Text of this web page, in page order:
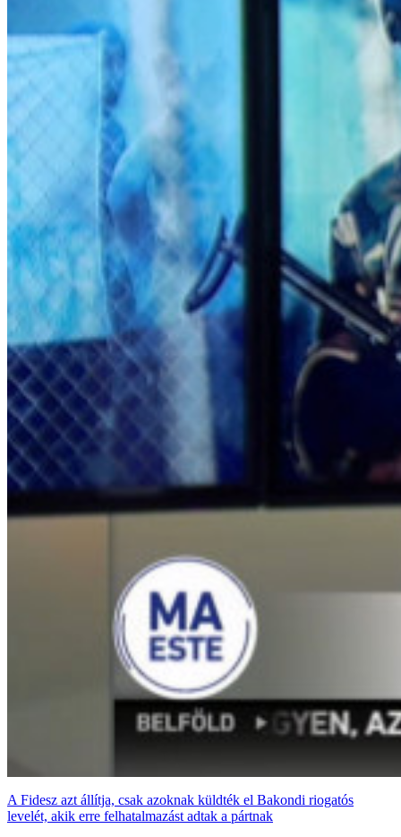
A Fidesz azt állítja, csak azoknak küldték el Bakondi riogatós
levelét, akik erre felhatalmazást adtak a pártnak